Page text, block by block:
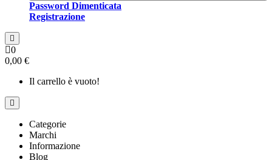
Password Dimenticata
Registrazione
0
0,00 €
Il carrello è vuoto!
Categorie
Marchi
Informazione
Blog